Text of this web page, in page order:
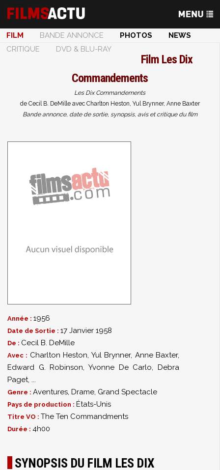
FILM BANDE ANNONCE PHOTOS
NEWS
CRITIQUE
DVD & BLU-RAY
Film Les Dix
Commandements
Les Dix Commandements
de Cecil B. DeMille avec Charlton Heston, Yul Brynner, Anne Baxter
Bande annonce, date de sortie, synopsis, avis et critique du film
Année : 1956
Date de Sortie : 17 Janvier 1958
De : Cecil B. DeMille
Avec : Charlton Heston, Yul Brynner, Anne Baxter,
Edward G. Robinson,Yvonne De Carlo,Debra
Paget, ...
Genre : Aventures, Drame, Grand Spectacle
Pays de production : États-Unis
Titre VO : The Ten Commandments
Durée : 4h00
SYNOPSIS DU FILM LES DIX